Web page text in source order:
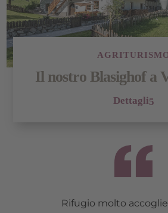
Il nostro Blasighof a
Dettagli
Rifugio molto